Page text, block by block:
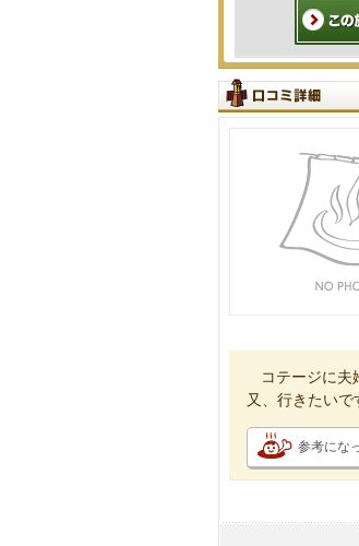
コテージに夫
又、行きたいで
参考にな